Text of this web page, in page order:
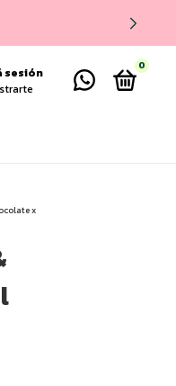
sesión
0
x